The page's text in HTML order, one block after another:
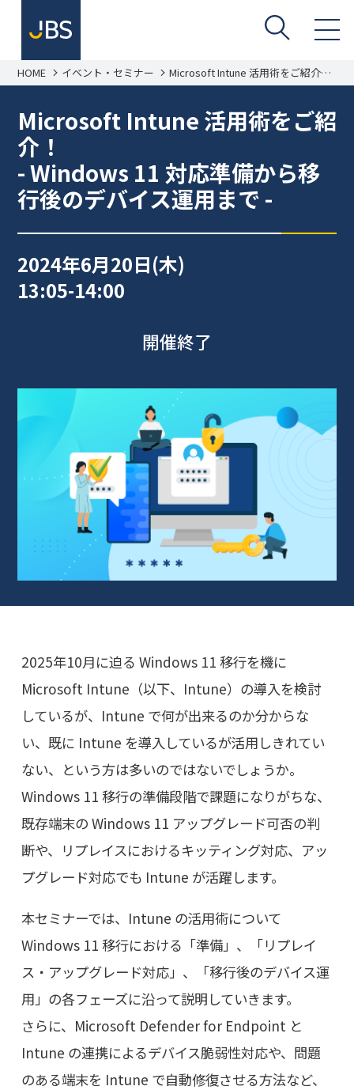
HOME イベント・セミナー Microsoft Intune 活用術をご紹介！
- Windows 11 対応準備から移行後の
Microsoft Intune 活用術をご紹
介！
- Windows 11 対応準備から移
行後のデバイス運用まで -
2024年6月20日(木)
13:05-14:00
開催終了
2025年10月に迫る Windows 11 移行を機に
Microsoft Intune（以下、Intune）の導入を検討
しているが、Intune で何が出来るのか分からな
い、既に Intune を導入しているが活用しきれてい
ない、という方は多いのではないでしょうか。
Windows 11 移行の準備段階で課題になりがちな、
既存端末の Windows 11 アップグレード可否の判
断や、リプレイスにおけるキッティング対応、アッ
プグレード対応でも Intune が活躍します。
本セミナーでは、Intune の活用術について
Windows 11 移行における「準備」、「リプレイ
ス・アップグレード対応」、「移行後のデバイス運
用」の各フェーズに沿って説明していきます。
さらに、Microsoft Defender for Endpoint と
Intune の連携によるデバイス脆弱性対応や、問題
のある端末を Intune で自動修復させる方法など、